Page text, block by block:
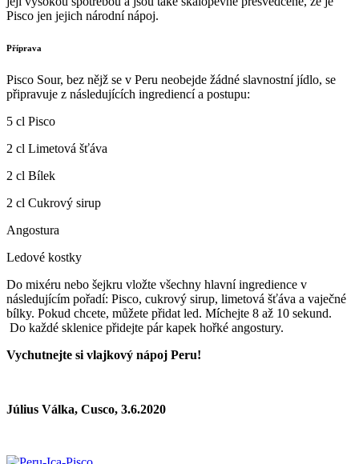
Pisco jen jejich národní nápoj.
Příprava
Pisco Sour, bez nějž se v Peru neobejde žádné slavnostní jídlo, se
připravuje z následujících ingrediencí a postupu:
5 cl Pisco
2 cl Limetová šťáva
2 cl Bílek
2 cl Cukrový sirup
Angostura
Ledové kostky
Do mixéru nebo šejkru vložte všechny hlavní ingredience v
následujícím pořadí: Pisco, cukrový sirup, limetová šťáva a vaječné
bílky. Pokud chcete, můžete přidat led. Míchejte 8 až 10 sekund.
Do každé sklenice přidejte pár kapek hořké angostury.
Vychutnejte si vlajkový nápoj Peru!
Július Válka, Cusco, 3.6.2020